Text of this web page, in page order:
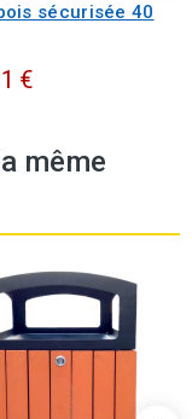
sécurisée 40
€
même